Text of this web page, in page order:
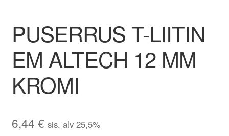
PUSERRUS T-LIITIN
EM ALTECH 12 MM
KROMI
6,44 € sis. alv 25,5%